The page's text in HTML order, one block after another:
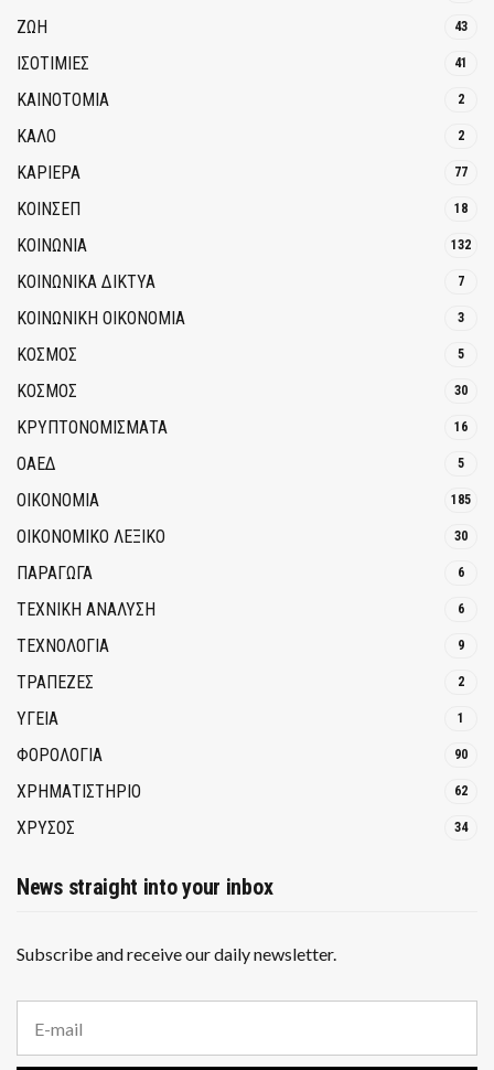
ΖΩΗ 43
ΙΣΟΤΙΜΙΕΣ 41
ΚΑΙΝΟΤΟΜΊΑ 2
ΚΑΛΟ 2
ΚΑΡΙΕΡΑ 77
ΚΟΙΝΣΕΠ 18
ΚΟΙΝΩΝΙΑ 132
ΚΟΙΝΩΝΙΚΆ ΔΊΚΤΥΑ 7
ΚΟΙΝΩΝΙΚΉ ΟΙΚΟΝΟΜΊΑ 3
ΚΟΣΜΟΣ 5
ΚΟΣΜΟΣ 30
ΚΡΥΠΤΟΝΟΜΊΣΜΑΤΑ 16
ΟΑΕΔ 5
ΟΙΚΟΝΟΜΙΑ 185
ΟΙΚΟΝΟΜΙΚΟ ΛΕΞΙΚΟ 30
ΠΑΡΑΓΩΓΑ 6
ΤΕΧΝΙΚΗ ΑΝΑΛΥΣΗ 6
ΤΕΧΝΟΛΟΓΙΑ 9
ΤΡΆΠΕΖΕΣ 2
ΥΓΕΙΑ 1
ΦΟΡΟΛΟΓΙΑ 90
ΧΡΗΜΑΤΙΣΤΗΡΙΟ 62
ΧΡΥΣΟΣ 34
News straight into your inbox
Subscribe and receive our daily newsletter.
a